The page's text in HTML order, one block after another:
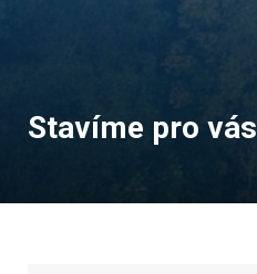
Stavíme pro vás